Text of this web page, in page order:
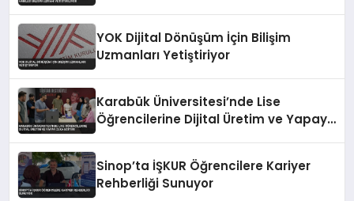
YOK Dijital Dönüşüm İçin Bilişim
Uzmanları Yetiştiriyor
Karabük Üniversitesi’nde Lise
Öğrencilerine Dijital Üretim ve Yapay
Sinop’ta İŞKUR Öğrencilere Kariyer
Rehberliği Sunuyor